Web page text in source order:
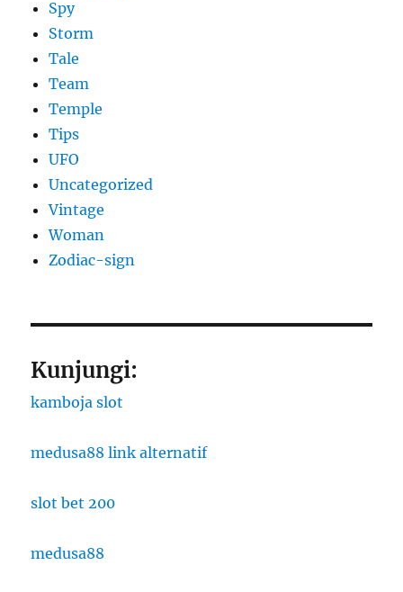
Spy
Storm
Tale
Team
Temple
Tips
UFO
Uncategorized
Vintage
Woman
Zodiac-sign
Kunjungi:
kamboja slot
medusa88 link alternatif
slot bet 200
medusa88